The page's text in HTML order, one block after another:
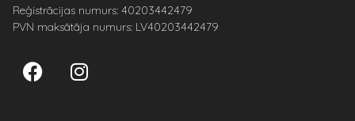
Reģistrācijas numurs: 40203442479
PVN maksātāja numurs: LV40203442479